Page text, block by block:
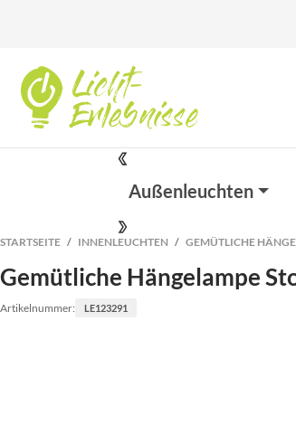
Außenleuchten
STARTSEITE INNENLEUCHTEN GEMÜTLICHE
Gemütliche Hängelampe
Artikelnummer: LE123291